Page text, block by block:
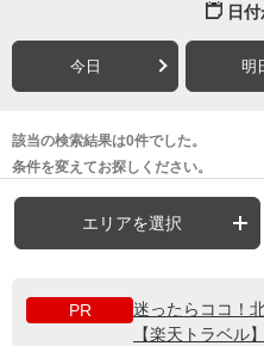
日
今日 明
該当の検索結果は0件でした。
条件を変えてお探しください。
エリアを選択
PR
迷ったらココ！
【楽天トラベル】